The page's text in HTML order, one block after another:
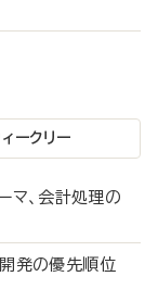
ークリー
、会計処理の
発の優先順位